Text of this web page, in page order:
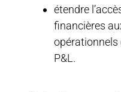
étendre
financières
opérationnels
P&L.